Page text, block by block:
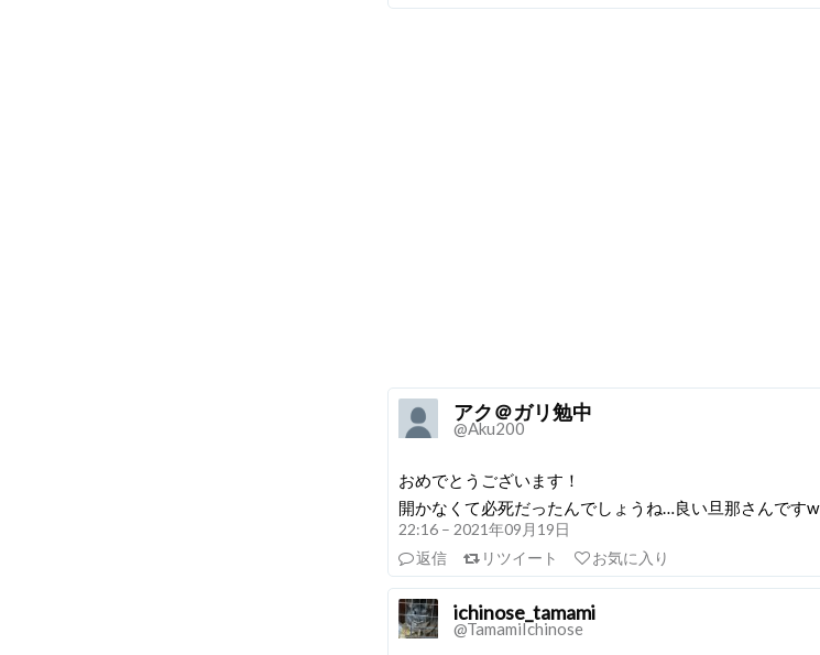
アク＠ガリ勉中
@Aku200
おめでとうございます！
開かなくて必死だったんでしょうね…良い旦那さんですw
22:16 – 2021年09月19日
返信
リツイート お気に入り
ichinose_tamami
@TamamiIchinose